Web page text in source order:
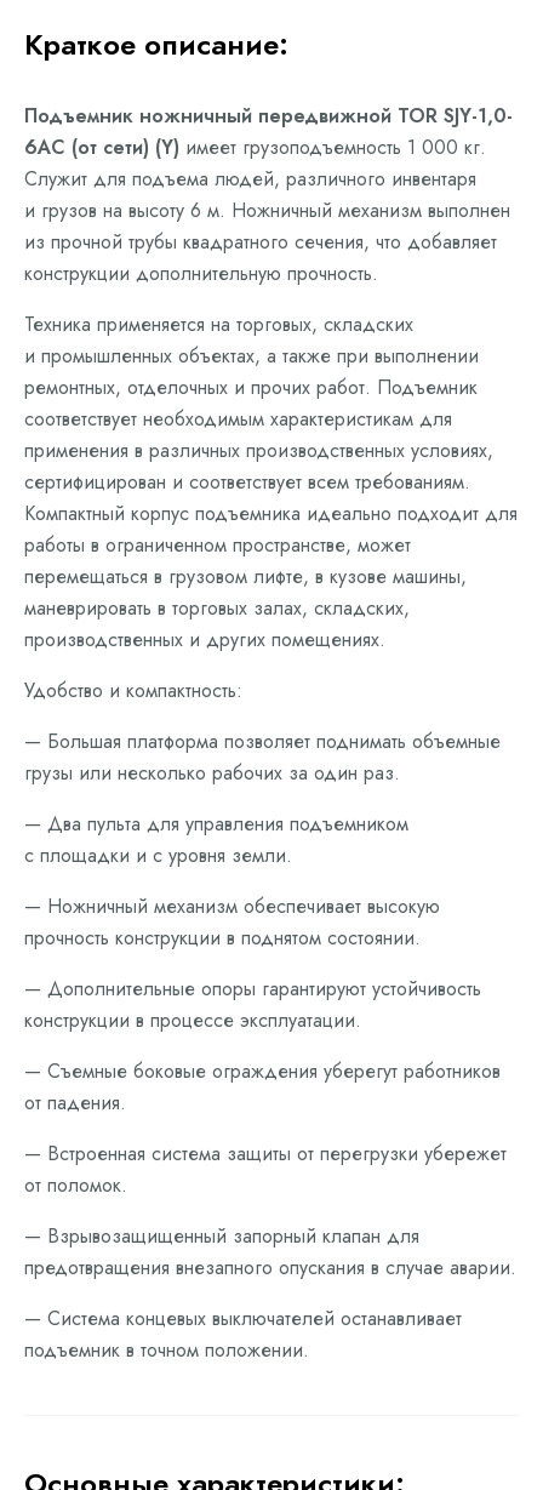
Краткое описание:
Подъемник ножничный передвижной TOR SJY-1,0-
6AC (от сети) (Y) имеет грузоподъемность 1 000 кг.
Служит для подъема людей, различного инвентаря
и грузов на высоту 6 м. Ножничный механизм выполнен
из прочной трубы квадратного сечения, что добавляет
конструкции дополнительную прочность.
Техника применяется на торговых, складских
и промышленных объектах, а также при выполнении
ремонтных, отделочных и прочих работ. Подъемник
соответствует необходимым характеристикам для
применения в различных производственных условиях,
сертифицирован и соответствует всем требованиям.
Компактный корпус подъемника идеально подходит для
работы в ограниченном пространстве, может
перемещаться в грузовом лифте, в кузове машины,
маневрировать в торговых залах, складских,
производственных и других помещениях.
Удобство и компактность:
— Большая платформа позволяет поднимать объемные
грузы или несколько рабочих за один раз.
— Два пульта для управления подъемником
с площадки и с уровня земли.
— Ножничный механизм обеспечивает высокую
прочность конструкции в поднятом состоянии.
— Дополнительные опоры гарантируют устойчивость
конструкции в процессе эксплуатации.
— Съемные боковые ограждения уберегут работников
от падения.
— Встроенная система защиты от перегрузки убережет
от поломок.
— Взрывозащищенный запорный клапан для
предотвращения внезапного опускания в случае аварии.
— Система концевых выключателей останавливает
подъемник в точном положении.